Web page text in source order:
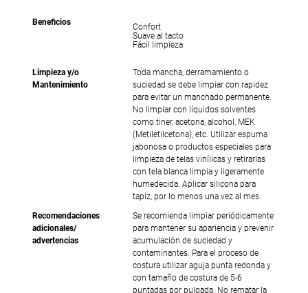
Beneficios
Confort
Suave al tacto
Fácil limpieza
Limpieza y/o
Mantenimiento
Toda mancha, derramamiento o
suciedad se debe limpiar con rapidez
para evitar un manchado permanente.
No limpiar con líquidos solventes
como tiner, acetona, alcohol, MEK
(Metiletilcetona), etc. Utilizar espuma
jabonosa o productos especiales para
limpieza de telas vinílicas y retirarlas
con tela blanca limpia y ligeramente
humedecida. Aplicar silicona para
tapiz, por lo menos una vez al mes.
Recomendaciones
adicionales/
advertencias
Se recomienda limpiar periódicamente
para mantener su apariencia y prevenir
acumulación de suciedad y
contaminantes. Para el proceso de
costura utilizar aguja punta redonda y
con tamaño de costura de 5-6
puntadas por pulgada. No rematar la